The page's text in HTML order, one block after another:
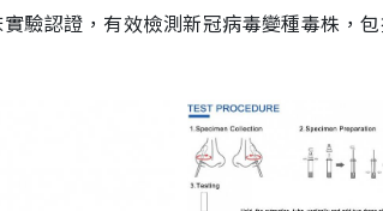
驗認證，有效檢測新冠病毒變種毒株，